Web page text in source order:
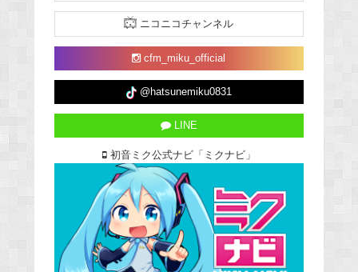
ニコニコチャンネル
cfm_miku_official
@hatsunemiku0831
LINE
初音ミク公式ナビ「ミクナビ」